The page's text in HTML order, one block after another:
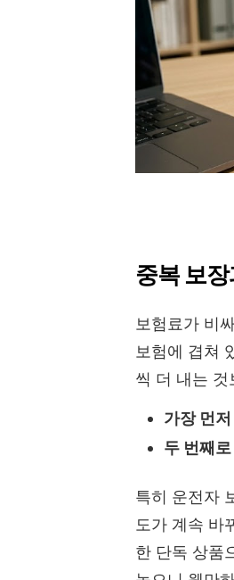
중복 보
보험료가 비
보험에 겹쳐
씩 더 내는
가장 먼
두 번째
특히 운전자
도가 계속 바
한 단독 상품